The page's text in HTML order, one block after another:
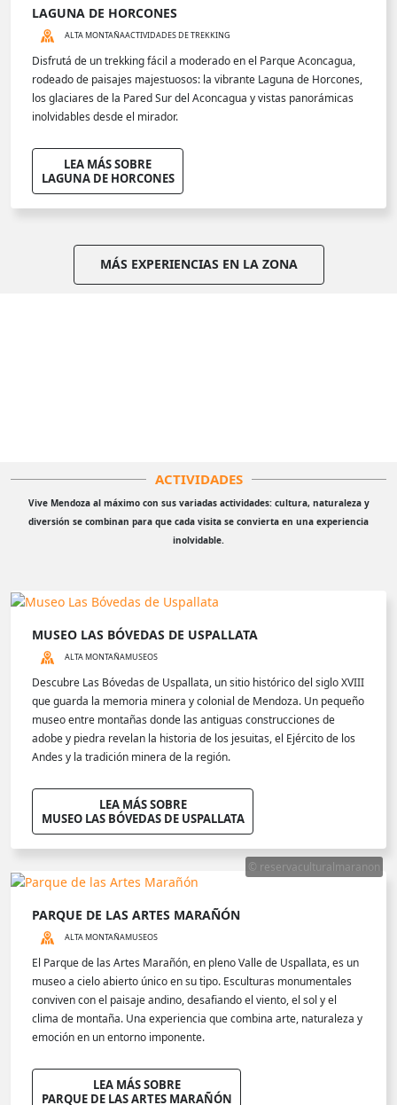
LAGUNA DE HORCONES
ALTA MONTAÑAACTIVIDADES DE TREKKING
Disfrutá de un trekking fácil a moderado en el Parque Aconcagua,
rodeado de paisajes majestuosos: la vibrante Laguna de Horcones,
los glaciares de la Pared Sur del Aconcagua y vistas panorámicas
inolvidables desde el mirador.
LEA MÁS SOBRE
LAGUNA DE HORCONES
MÁS EXPERIENCIAS EN LA ZONA
ACTIVIDADES
Vive Mendoza al máximo con sus variadas actividades: cultura, naturaleza y
diversión se combinan para que cada visita se convierta en una experiencia
inolvidable.
MUSEO LAS BÓVEDAS DE USPALLATA
ALTA MONTAÑAMUSEOS
Descubre Las Bóvedas de Uspallata, un sitio histórico del siglo XVIII
que guarda la memoria minera y colonial de Mendoza. Un pequeño
museo entre montañas donde las antiguas construcciones de
adobe y piedra revelan la historia de los jesuitas, el Ejército de los
Andes y la tradición minera de la región.
LEA MÁS SOBRE
MUSEO LAS BÓVEDAS DE USPALLATA
© reservaculturalmaranon
PARQUE DE LAS ARTES MARAÑÓN
ALTA MONTAÑAMUSEOS
El Parque de las Artes Marañón, en pleno Valle de Uspallata, es un
museo a cielo abierto único en su tipo. Esculturas monumentales
conviven con el paisaje andino, desafiando el viento, el sol y el
clima de montaña. Una experiencia que combina arte, naturaleza y
emoción en un entorno imponente.
LEA MÁS SOBRE
PARQUE DE LAS ARTES MARAÑÓN